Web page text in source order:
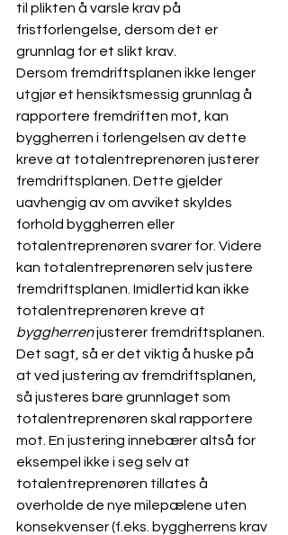
til plikten å varsle krav på
fristforlengelse, dersom det er
grunnlag for et slikt krav.
Dersom fremdriftsplanen ikke lenger
utgjør et hensiktsmessig grunnlag å
rapportere fremdriften mot, kan
byggherren i forlengelsen av dette
kreve at totalentreprenøren justerer
fremdriftsplanen. Dette gjelder
uavhengig av om avviket skyldes
forhold byggherren eller
totalentreprenøren svarer for. Videre
kan totalentreprenøren selv justere
fremdriftsplanen. Imidlertid kan ikke
totalentreprenøren kreve at
byggherren justerer fremdriftsplanen.
Det sagt, så er det viktig å huske på
at ved justering av fremdriftsplanen,
så justeres bare grunnlaget som
totalentreprenøren skal rapportere
mot. En justering innebærer altså for
eksempel ikke i seg selv at
totalentreprenøren tillates å
overholde de nye milepælene uten
konsekvenser (f.eks. byggherrens krav